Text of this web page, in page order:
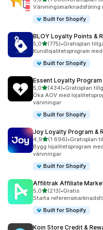
1008 recensioner totalt
Värvningsmarknadsföring
Built for Shopify
BLOY Loyalty Points &
5,0av 5 stjärnor
(775)
775 recensioner totalt
•Gratisplan
Kundlojalitetsprogram
Built for Shopify
Essent Loyalty Program
5,0av 5 stjärnor
(434)
434 recensioner totalt
•Gratisplan
Öka AOV med
värvningar
Built for Shopify
Joy Loyalty Program &
4,9av 5 stjärnor
(1 696)
1696 recensioner totalt
•Gratisplan
Bygg lojalitetsprogram
värvningar
Built for Shopify
Affilitrak Affiliate
5,0av 5 stjärnor
(213)
213 recensioner totalt
•Gratis
Starta
Built for Shopify
Koin Store Credit &